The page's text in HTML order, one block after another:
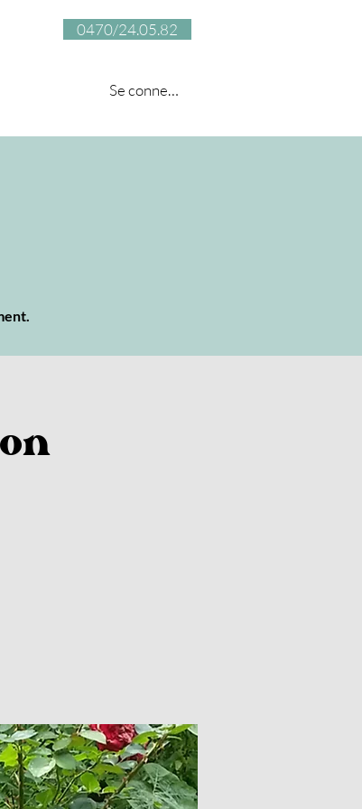
0470/24.05.82
Se connecter